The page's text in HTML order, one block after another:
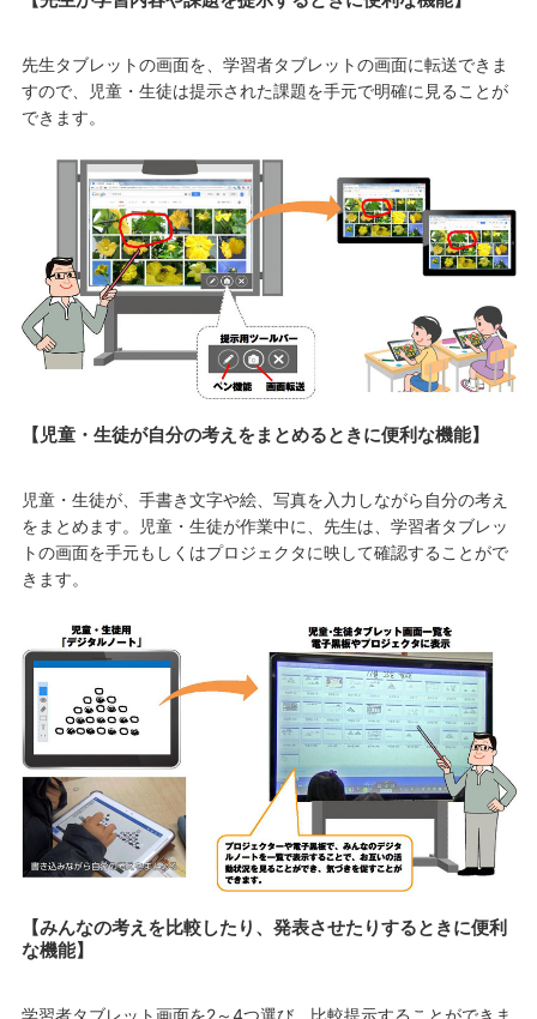
先生タブレットの画面を、学習者タブレットの画面に転送できま
すので、児童・生徒は提示された課題を手元で明確に見ることが
できます。
【児童・生徒が自分の考えをまとめるときに便利な機能】
児童・生徒が、手書き文字や絵、写真を入力しながら自分の考え
をまとめます。児童・生徒が作業中に、先生は、学習者タブレッ
トの画面を手元もしくはプロジェクタに映して確認することがで
きます。
【みんなの考えを比較したり、発表させたりするときに便利
な機能】
学習者タブレット画面を2～4つ選び、比較提示することができま